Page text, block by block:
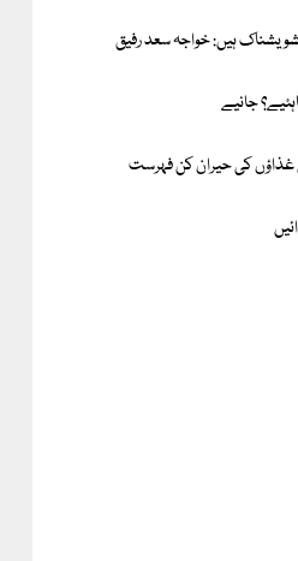
ہیں: خواجہ سعد رفیق
جانیے
کی حیران کن فہرست